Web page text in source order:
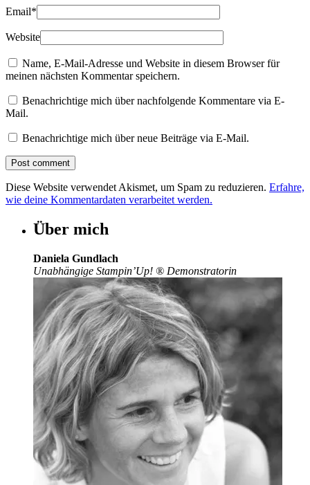
Email*
Website
Name, E-Mail-Adresse und Website in diesem Browser für
meinen nächsten Kommentar speichern.
Benachrichtige mich über nachfolgende Kommentare via E-
Mail.
Benachrichtige mich über neue Beiträge via E-Mail.
Diese Website verwendet Akismet, um Spam zu reduzieren. Erfahre,
wie deine Kommentardaten verarbeitet werden.
Über mich
Daniela Gundlach
Unabhängige Stampin’Up! ® Demonstratorin